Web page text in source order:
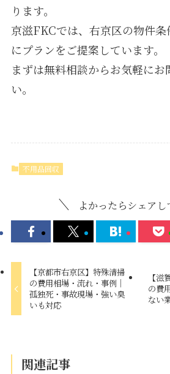
ります。
京滋FKCでは、右京区の物件
にプランをご提案しています。
まずは無料相談からお気軽にお
い。
不用品回収
よかったらシェアし
【京都市右京区】特殊清掃
の費用相場・流れ・事例｜
孤独死・事故現場・強い臭
いも対応
【
の費
ない
関連記事